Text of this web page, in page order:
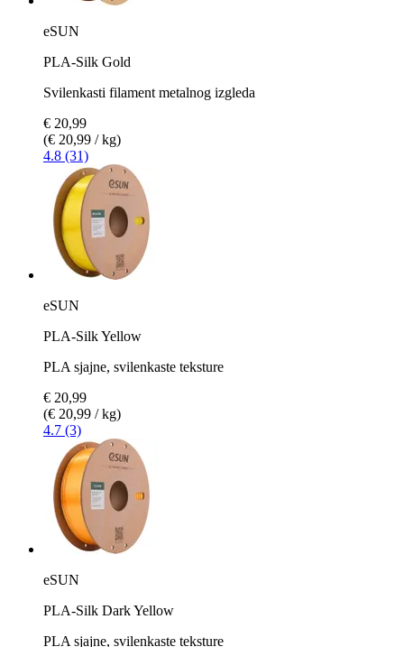
eSUN
PLA-Silk Gold
Svilenkasti filament metalnog izgleda
€ 20,99
(€ 20,99 / kg)
4.8 (31)
eSUN
PLA-Silk Yellow
PLA sjajne, svilenkaste teksture
€ 20,99
(€ 20,99 / kg)
4.7 (3)
eSUN
PLA-Silk Dark Yellow
PLA sjajne, svilenkaste teksture